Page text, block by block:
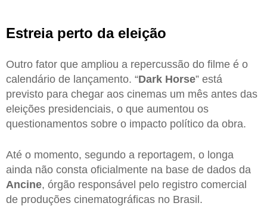
Estreia perto da eleição
Outro fator que ampliou a repercussão do filme é o
calendário de lançamento. “Dark Horse” está
previsto para chegar aos cinemas um mês antes das
eleições presidenciais, o que aumentou os
questionamentos sobre o impacto político da obra.
Até o momento, segundo a reportagem, o longa
ainda não consta oficialmente na base de dados da
Ancine, órgão responsável pelo registro comercial
de produções cinematográficas no Brasil.